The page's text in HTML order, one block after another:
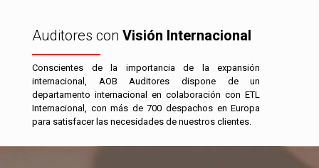
Auditores con Visión Internacional
Conscientes de la importancia de la expansión
internacional, AOB Auditores dispone de un
departamento internacional en colaboración con ETL
Internacional, con más de 700 despachos en Europa
para satisfacer las necesidades de nuestros clientes.